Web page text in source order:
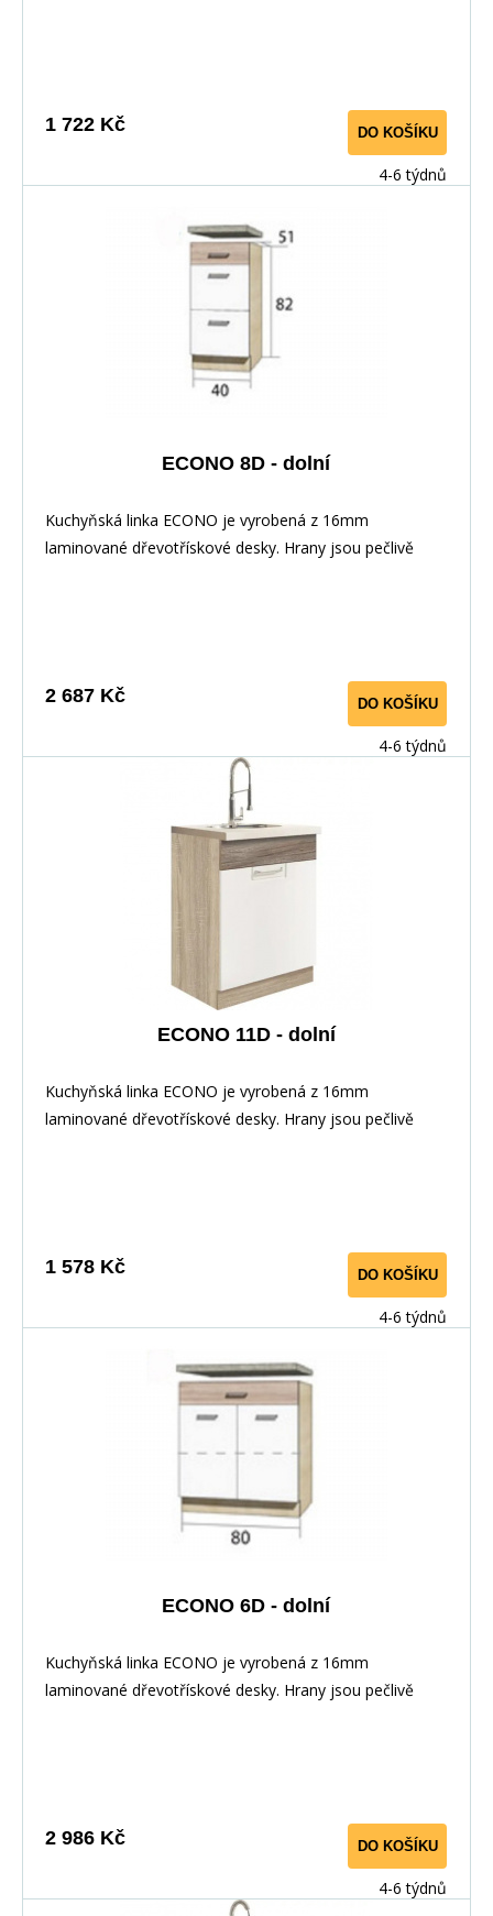
pracovní desku na každou skříňku zvlášť, nebo vcelku (
max. délka je 3m ), hloubka desky je 60 cm. Pracovní
deska není v ceně skříňky. Materiál: : vysoce kvalitní
Korpus: Dub Sonoma : Dvířka: San Remo + Bílá :
Pracovní deska v barvě traventin
1 722 Kč DO KOŠÍKU
4-6 týdnů
ECONO 8D - dolní
Kuchyňská linka ECONO je vyrobená z 16mm
laminované dřevotřískové desky. Hrany jsou pečlivě
pracovní desku na každou skříňku zvlášť, nebo vcelku (
max. délka je 3m ), hloubka desky je 60 cm. Pracovní
deska není v ceně skříňky. Materiál: : vysoce kvalitní
laminovaná dřevotříska 16 mm Barevné provedení: :
Korpus: Dub Sonoma : Dvířka: San Remo + Bílá :
Pracovní deska v barvě traventin
2 687 Kč DO KOŠÍKU
4-6 týdnů
ECONO 11D - dolní
Kuchyňská linka ECONO je vyrobená z 16mm
laminované dřevotřískové desky. Hrany jsou pečlivě
pracovní desku na každou skříňku zvlášť, nebo vcelku (
max. délka je 3m ), hloubka desky je 60 cm. Pracovní
deska není v ceně skříňky. Materiál: : vysoce kvalitní
Korpus: Dub Sonoma : Dvířka: San Remo + Bílá :
Pracovní deska v barvě traventin
1 578 Kč DO KOŠÍKU
4-6 týdnů
ECONO 6D - dolní
Kuchyňská linka ECONO je vyrobená z 16mm
laminované dřevotřískové desky. Hrany jsou pečlivě
pracovní desku na každou skříňku zvlášť, nebo vcelku (
max. délka je 3m ), hloubka desky je 60 cm. Pracovní
deska není v ceně skříňky. Materiál: : vysoce kvalitní
laminovaná dřevotříska 16 mm Barevné provedení: :
2 986 Kč DO KOŠÍKU
4-6 týdnů